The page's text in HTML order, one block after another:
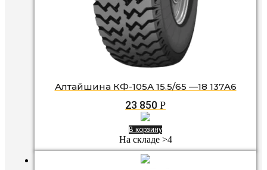
Алтайшина КФ-105А 15.5/65 —18 137A6
23 850 Р
В корзину
На складе >4